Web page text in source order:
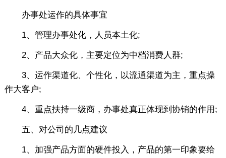
办事处运作的具体事宜
1、管理办事处化，人员本土化;
2、产品大众化，主要定位为中档消费人群;
3、运作渠道化、个性化，以流通渠道为主，重点操
作大客户;
4、重点扶持一级商，办事处真正体现到协销的作用;
五、对公司的几点建议
1、加强产品方面的硬件投入，产品的第一印象要给